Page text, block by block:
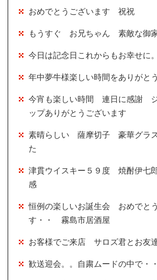
おめでとうございます 祝祝
もうすぐ お兄ちゃん 素敵な御
今日は記念日これからもお幸せに
年中夢牛様楽しい時間をありがとう
今宵も楽しい時間 連日に感謝
ップありがとうございます
素晴らしい 薩摩切子 豪華グラ
た
津貫ウイスキー５９度 焼酎伊七
感
恒例の楽しいお誕生会 おめでと
す・・ 霧島市居酒屋
お客様でご来店 サロズ君とお友
歓送迎会。。自粛ムードの中で・